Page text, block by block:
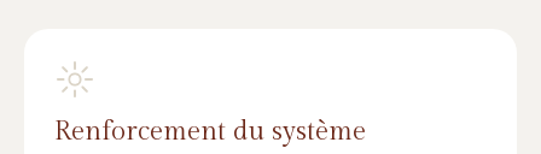
Renforcement du système